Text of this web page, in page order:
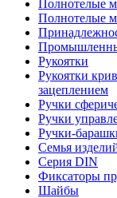
Полнотелые
Полнотелые
Рукоятки
Рукоятки
зацеплением
Ручки
Ручки
Ручки-
Семья
Серия DIN
Фиксаторы
Шайбы